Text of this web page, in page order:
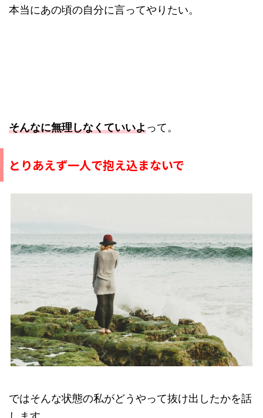
本当にあの頃の自分に言ってやりたい。
そんなに無理しなくていいよって。
とりあえず一人で抱え込まないで
ではそんな状態の私がどうやって抜け出したかを話